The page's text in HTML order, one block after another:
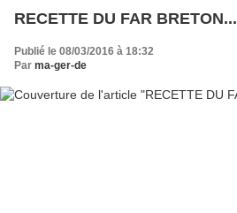
RECETTE DU FAR BRETON...
Publié le 08/03/2016 à 18:32
Par ma-ger-de